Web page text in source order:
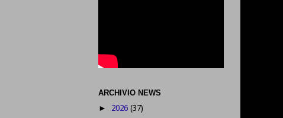
ARCHIVIO NEWS
► 2026 (37)